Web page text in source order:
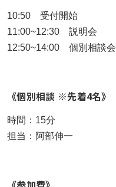
10:50 受付開始
11:00~12:30 説明会
12:50~14:00 個別相談会
《個別相談 ※先着4名》
時間：15分
担当：阿部伸一